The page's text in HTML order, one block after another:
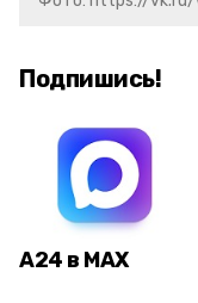
Подпишись!
А24 в MAX